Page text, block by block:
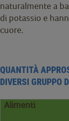
naturalmente a
di potassio e
cuore.
QUANTITÀ
DIVERSI GRUPPO
Alimenti